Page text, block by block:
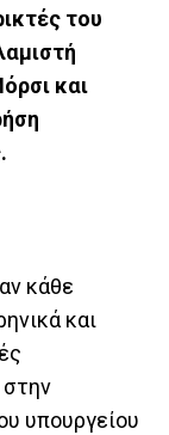
του
και
κάθε
και
στην
υπουργείου